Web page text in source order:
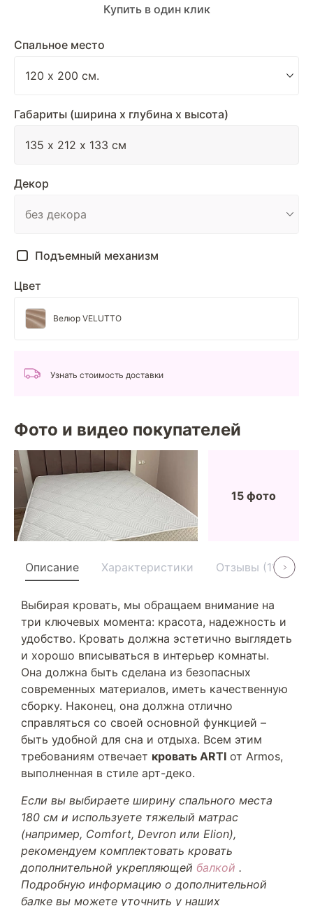
Спальное место
Габариты (ширина х глубина х высота)
Декор
Подъемный механизм
Цвет
Велюр VELUTTO
Купить в один клик
Узнать стоимость доставки
Фото и видео покупателей
15 фото
Описание Характеристики Отзывы (11)
Выбирая кровать, мы обращаем внимание на
три ключевых момента: красота, надежность и
удобство. Кровать должна эстетично выглядеть
и хорошо вписываться в интерьер комнаты.
Она должна быть сделана из безопасных
современных материалов, иметь качественную
сборку. Наконец, она должна отлично
справляться со своей основной функцией –
быть удобной для сна и отдыха. Всем этим
требованиям отвечает кровать ARTI от Armos,
выполненная в стиле арт-деко.
Если вы выбираете ширину спального места
180 см и используете тяжелый матрас
(например, Comfort, Devron или Elion),
рекомендуем комплектовать кровать
дополнительной укрепляющей балкой .
Подробную информацию о дополнительной
балке вы можете уточнить у наших